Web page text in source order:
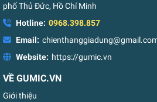
phố Thủ Đức, Hồ Chí Minh
Hotline: 0968.398.857
Email:
Website: https://gumic.vn
VỀ GUMIC.VN
Giới thiệu